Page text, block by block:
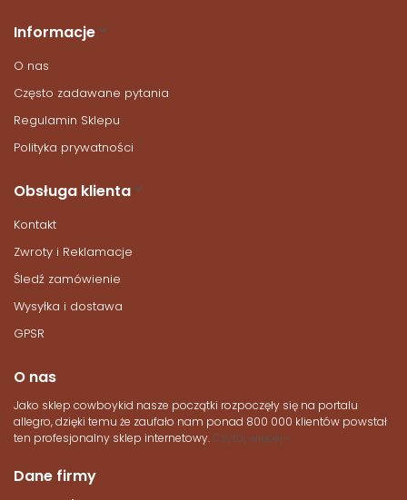
Informacje
O nas
Często zadawane pytania
Regulamin Sklepu
Polityka prywatności
Obsługa klienta
Kontakt
Zwroty i Reklamacje
Śledź zamówienie
Wysyłka i dostawa
GPSR
O nas
Jako sklep cowboykid nasze początki rozpoczęły się na portalu
allegro, dzięki temu że zaufało nam ponad 800 000 klientów powstał
ten profesjonalny sklep internetowy.Czytaj więcej »
Dane firmy